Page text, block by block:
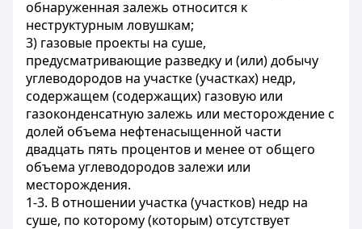
обнаруженная залежь относится к
неструктурным ловушкам;
3) газовые проекты на суше,
предусматривающие разведку и (или) добычу
углеводородов на участке (участках) недр,
содержащем (содержащих) газовую или
газоконденсатную залежь или месторождение с
долей объема нефтенасыщенной части
двадцать пять процентов и менее от общего
объема углеводородов залежи или
месторождения.
1-3. В отношении участка (участков) недр на
суше, по которому (которым) отсутствует